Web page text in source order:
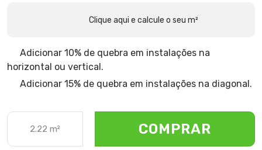
Clique aqui e calcule o seu m²
Adicionar 10% de quebra em instalações na
horizontal ou vertical.
Adicionar 15% de quebra em instalações na diagonal.
COMPRAR